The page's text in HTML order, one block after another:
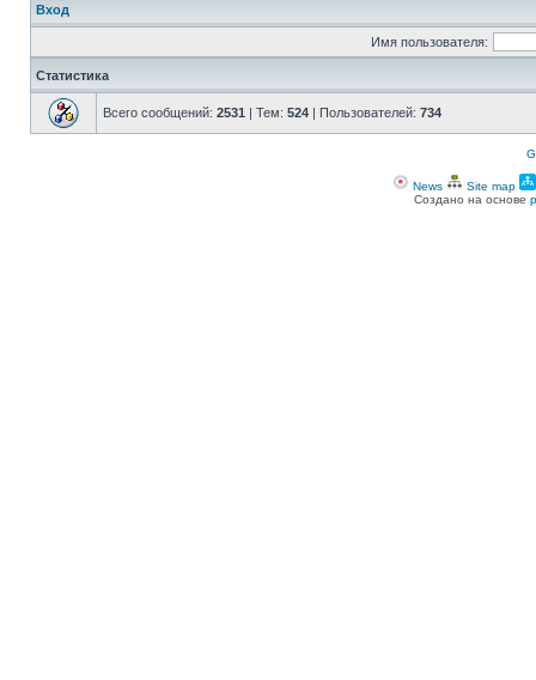
Вход
Имя пользователя:
Статистика
Всего сообщений: 2531 | Тем: 524 | Пользователей: 734
News Site map
Создано на основе